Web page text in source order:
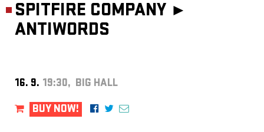
SPITFIRE COMPANY ►
ANTIWORDS
16. 9. 19:30, BIG HALL
BUY NOW!